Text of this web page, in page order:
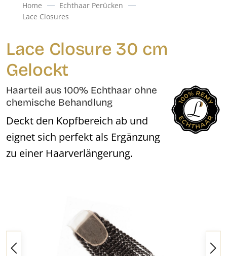
Home
Echthaar Perücken
Lace Closures
Lace Closure 30 cm
Gelockt
Haarteil aus 100% Echthaar ohne
chemische Behandlung
Deckt den Kopfbereich ab und
eignet sich perfekt als Ergänzung
zu einer Haarverlängerung.